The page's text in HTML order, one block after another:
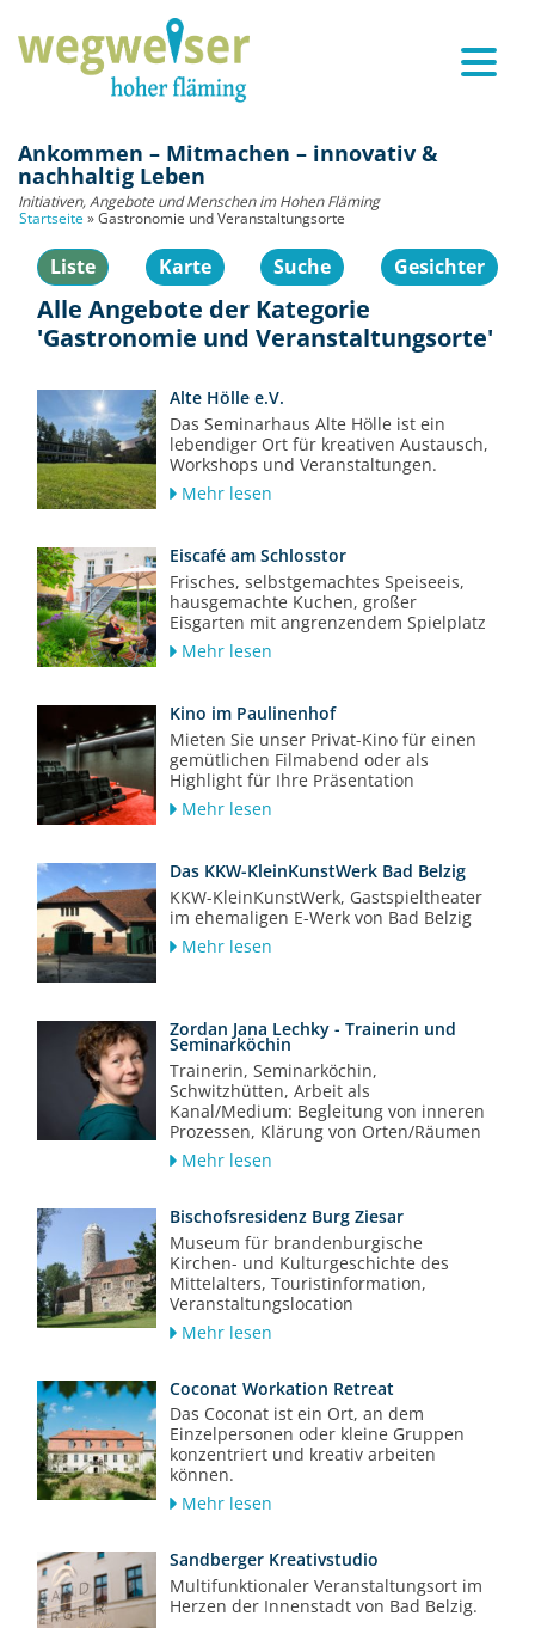
Ankommen – Mitmachen – innovativ &
nachhaltig Leben
Initiativen, Angebote und Menschen im Hohen Fläming
Startseite »Gastronomie und Veranstaltungsorte
Liste Karte Suche Gesichter
Alle Angebote der Kategorie
'Gastronomie und Veranstaltungsorte'
Alte Hölle e.V.
Das Seminarhaus Alte Hölle ist ein
lebendiger Ort für kreativen Austausch,
Workshops und Veranstaltungen.
Mehr lesen
Eiscafé am Schlosstor
Frisches, selbstgemachtes Speiseeis,
hausgemachte Kuchen, großer
Eisgarten mit angrenzendem Spielplatz
Mehr lesen
Kino im Paulinenhof
Mieten Sie unser Privat-Kino für einen
gemütlichen Filmabend oder als
Highlight für Ihre Präsentation
Mehr lesen
Das KKW-KleinKunstWerk Bad Belzig
KKW-KleinKunstWerk, Gastspieltheater
im ehemaligen E-Werk von Bad Belzig
Mehr lesen
Zordan Jana Lechky - Trainerin und
Seminarköchin
Trainerin, Seminarköchin,
Schwitzhütten, Arbeit als
Kanal/Medium: Begleitung von inneren
Prozessen, Klärung von Orten/Räumen
Mehr lesen
Bischofsresidenz Burg Ziesar
Museum für brandenburgische
Kirchen- und Kulturgeschichte des
Mittelalters, Touristinformation,
Veranstaltungslocation
Mehr lesen
Coconat Workation Retreat
Das Coconat ist ein Ort, an dem
Einzelpersonen oder kleine Gruppen
konzentriert und kreativ arbeiten
können.
Mehr lesen
Sandberger Kreativstudio
Multifunktionaler Veranstaltungsort im
Herzen der Innenstadt von Bad Belzig.